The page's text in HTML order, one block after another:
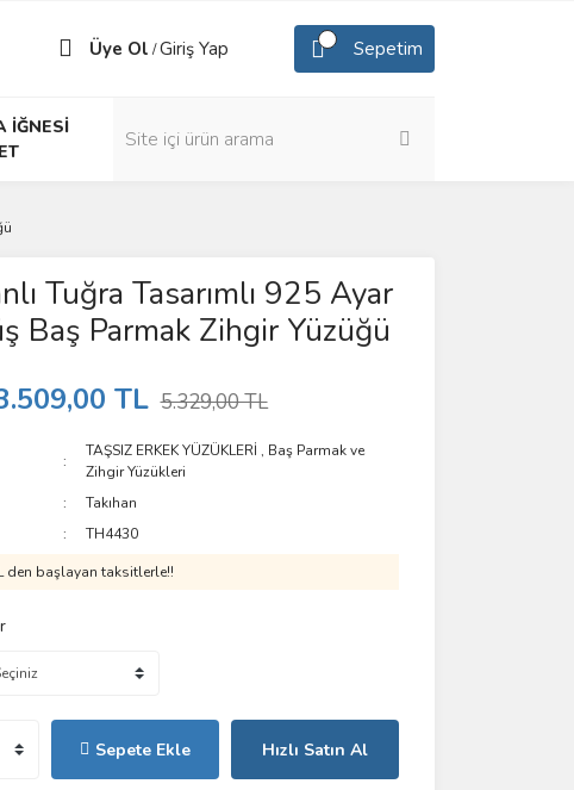
Üye Ol /Giriş Yap Sepetim
İĞNESİ
Tuğra Tasarımlı 925 Ayar
Baş Parmak Zihgir Yüzüğü
TL 5.329,00 TL
TAŞSIZ ERKEK YÜZÜKLERİ , Baş Parmak ve
Zihgir Yüzükleri
Takıhan
TH4430
den başlayan taksitlerle!!
Sepete Ekle Hızlı Satın Al